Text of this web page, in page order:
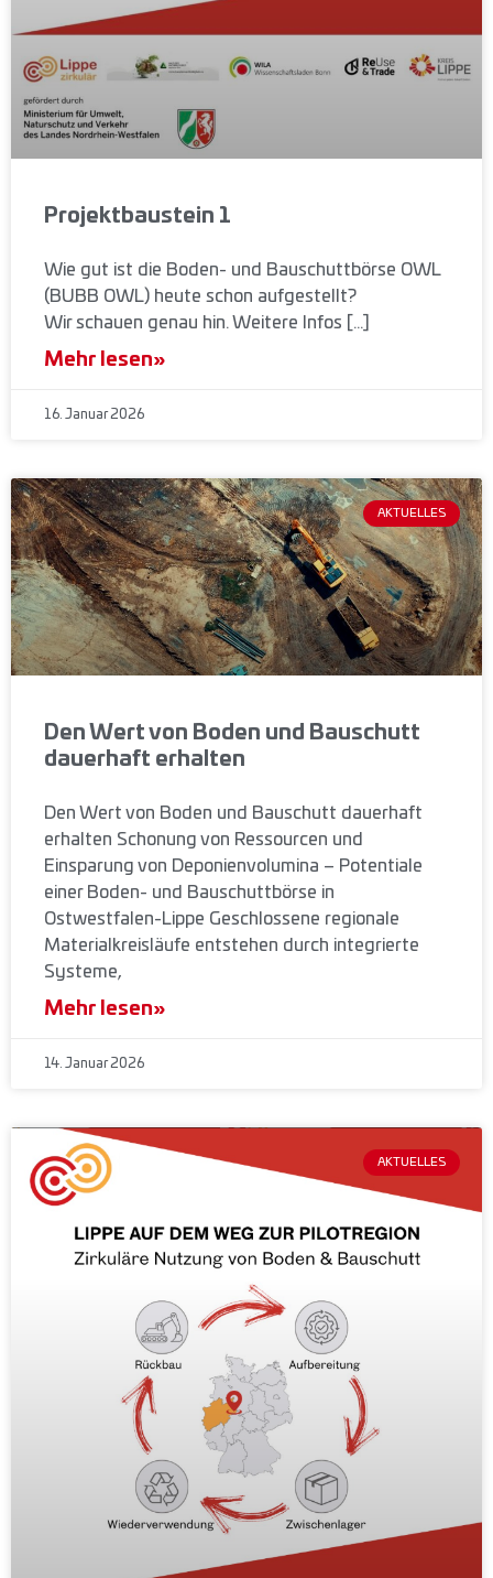
Projektbaustein 1
Wie gut ist die Boden- und Bauschuttbörse OWL
(BUBB OWL) heute schon aufgestellt?
Wir schauen genau hin. Weitere Infos […]
Mehr lesen»
16. Januar 2026
AKTUELLES
Den Wert von Boden und Bauschutt
dauerhaft erhalten
Den Wert von Boden und Bauschutt dauerhaft
erhalten Schonung von Ressourcen und
Einsparung von Deponienvolumina – Potentiale
einer Boden- und Bauschuttbörse in
Ostwestfalen-Lippe Geschlossene regionale
Materialkreisläufe entstehen durch integrierte
Systeme,
Mehr lesen»
14. Januar 2026
AKTUELLES